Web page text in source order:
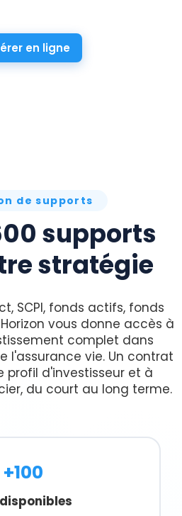
en ligne
de supports
supports
stratégie
SCPI, fonds actifs, fonds
vous donne accès à
complet dans
l'assurance vie. Un contrat
d'investisseur et à
du court au long terme.
+100
disponibles